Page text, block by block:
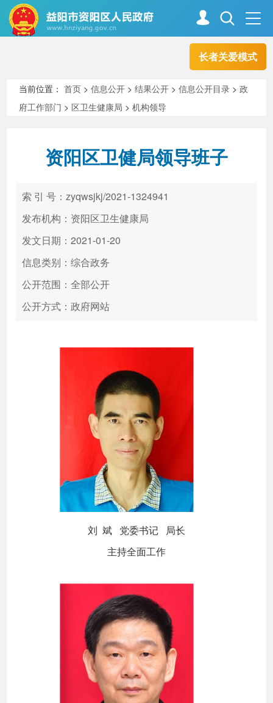
长者关爱模式
走进资阳
新闻中心 解读回应
政务服务
高效办成一件事
当前位置：首页 >信息公开 >结果公开 >信息公开目录 >政
府工作部门 > 区卫生健康局 >机构领导
资阳区卫健局领导班子
索 引 号：zyqwsjkj/2021-1324941
发布机构：资阳区卫生健康局
发文日期：2021-01-20
信息类别：综合政务
公开范围：全部公开
公开方式：政府网站
刘 斌 党委书记 局长
主持全面工作